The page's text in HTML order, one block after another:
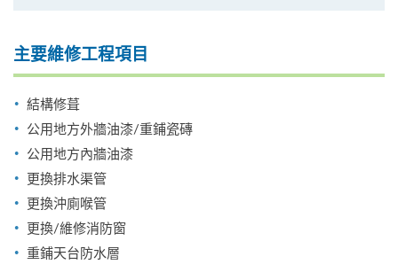
主要維修工程項目
結構修葺
公用地方外牆油漆/重鋪瓷磚
公用地方內牆油漆
更換排水渠管
更換沖廁喉管
更換/維修消防窗
重鋪天台防水層